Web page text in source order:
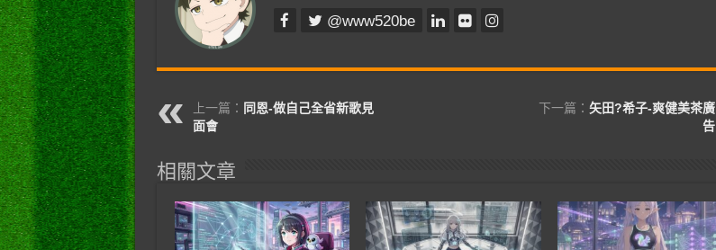
@www520be
上一篇： 同恩-做自己全省新歌見
面會
下一篇： 矢田?希子-爽健美茶廣
告
相關文章